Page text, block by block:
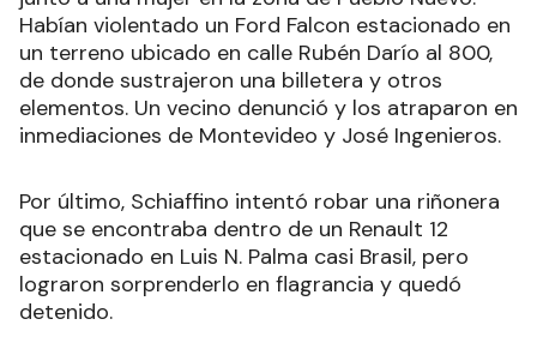
Habían violentado un Ford Falcon estacionado en
un terreno ubicado en calle Rubén Darío al 800,
de donde sustrajeron una billetera y otros
elementos. Un vecino denunció y los atraparon en
inmediaciones de Montevideo y José Ingenieros.
Por último, Schiaffino intentó robar una riñonera
que se encontraba dentro de un Renault 12
estacionado en Luis N. Palma casi Brasil, pero
lograron sorprenderlo en flagrancia y quedó
detenido.